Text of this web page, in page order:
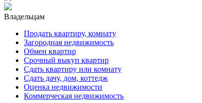
Владельцам
Продать квартиру, комнату
Загородная недвижимость
Обмен квартир
Срочный выкуп квартир
Сдать квартиру или комнату
Сдать дачу, дом, коттедж
Оценка недвижимости
Коммерческая недвижимость